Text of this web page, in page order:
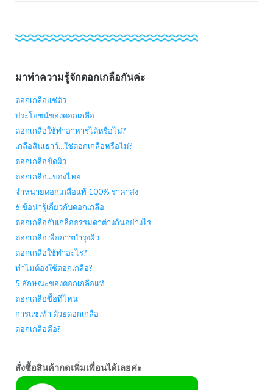
มาทำความรู้จักดอกเกลือกันค่ะ
ดอกเกลือแช่ตัว
ประโยชน์ของดอกเกลือ
ดอกเกลือใช้ทำอาหารได้หรือไม่?
เกลือสินเธาว์…ใช่ดอกเกลือหรือไม่?
ดอกเกลือขัดผิว
ดอกเกลือ…ของไทย
จำหน่ายดอกเกลือแท้ 100% ราคาส่ง
6 ข้อน่ารู้เกี่ยวกับดอกเกลือ
ดอกเกลือกับเกลือธรรมดาต่างกันอย่างไร
ดอกเกลือเพื่อการบำรุงผิว
ดอกเกลือใช้ทำอะไร?
ทำไมต้องใช้ดอกเกลือ?
5 ลักษณะของดอกเกลือแท้
ดอกเกลือซื้อที่ไหน
การแช่เท้า ด้วยดอกเกลือ
ดอกเกลือคือ?
สั่งซื้อสินค้ากดเพิ่มเพื่อนได้เลยค่ะ